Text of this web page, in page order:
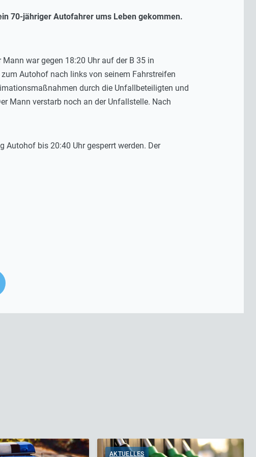
70-jähriger Autofahrer ums Leben gekommen.
war gegen 18:20 Uhr auf der B 35 in
Autohof nach links von seinem Fahrstreifen
durch die Unfallbeteiligten und
Mann verstarb noch an der Unfallstelle. Nach
Autohof bis 20:40 Uhr gesperrt werden. Der
AKTUELLES